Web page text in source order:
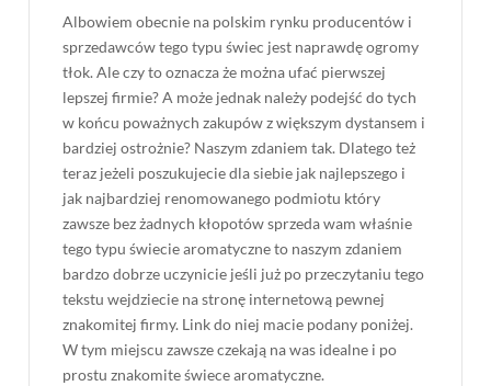
Albowiem obecnie na polskim rynku producentów i
sprzedawców tego typu świec jest naprawdę ogromy
tłok. Ale czy to oznacza że można ufać pierwszej
lepszej firmie? A może jednak należy podejść do tych
w końcu poważnych zakupów z większym dystansem i
bardziej ostrożnie? Naszym zdaniem tak. Dlatego też
teraz jeżeli poszukujecie dla siebie jak najlepszego i
jak najbardziej renomowanego podmiotu który
zawsze bez żadnych kłopotów sprzeda wam właśnie
tego typu świecie aromatyczne to naszym zdaniem
bardzo dobrze uczynicie jeśli już po przeczytaniu tego
tekstu wejdziecie na stronę internetową pewnej
znakomitej firmy. Link do niej macie podany poniżej.
W tym miejscu zawsze czekają na was idealne i po
prostu znakomite świece aromatyczne.